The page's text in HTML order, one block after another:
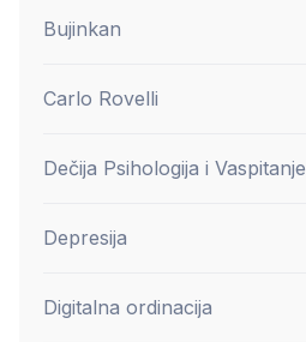
Bujinkan
Carlo Rovelli
Dečija Psihologija i Vaspitanje
Depresija
Digitalna ordinacija